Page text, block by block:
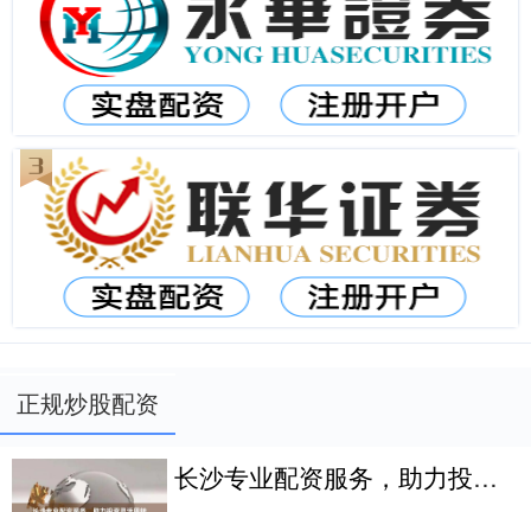
正规炒股配资
长沙专业配资服务，助力投资灵活周转